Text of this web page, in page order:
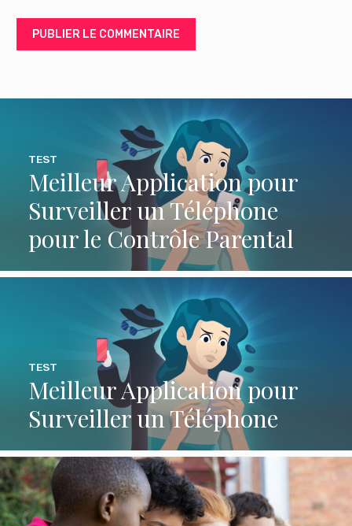
Meilleur Application pour
Surveiller un Téléphone
pour le Contrôle Parental
TEST
Meilleur Application pour
Surveiller un Téléphone
TEST